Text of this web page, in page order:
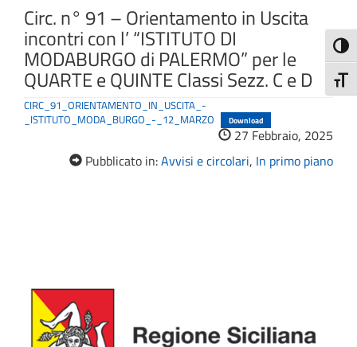
Circ. n° 91 – Orientamento in Uscita
incontri con l’ “ISTITUTO DI
MODABURGO di PALERMO” per le
QUARTE e QUINTE Classi Sezz. C e D
CIRC_91_ORIENTAMENTO_IN_USCITA_-
_ISTITUTO_MODA_BURGO_-_12_MARZO
Download
27 Febbraio, 2025
Pubblicato in:Avvisi e circolari, In primo piano